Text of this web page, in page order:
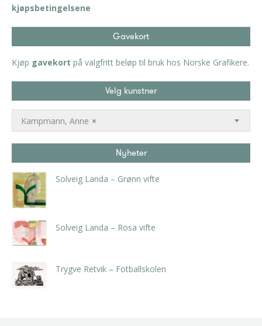
kjøpsbetingelsene
Gavekort
Kjøp gavekort på valgfritt beløp til bruk hos Norske Grafikere.
Velg kunstner
×
Kampmann, Anne
Nyheter
Solveig Landa – Grønn vifte
Solveig Landa – Rosa vifte
Trygve Retvik – Fotballskolen